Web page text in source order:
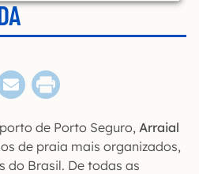
de Porto Seguro, Arraial
de praia mais organizados,
do Brasil. De todas as